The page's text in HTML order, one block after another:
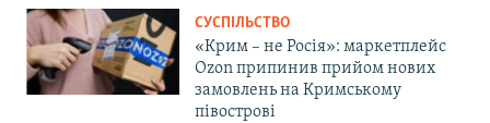
СУСПІЛЬСТВО
«Крим – не Росія»: маркетплейс
Ozon припинив прийом нових
замовлень на Кримському
півострові